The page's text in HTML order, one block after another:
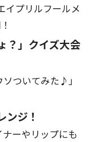
プリルフールメ
？」クイズ大会
ついてみた♪」
ンジ！
ーやリップにも